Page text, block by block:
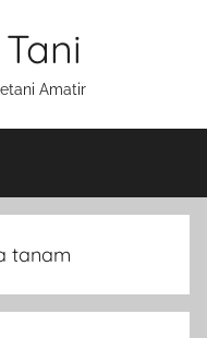
Amatir
tanam